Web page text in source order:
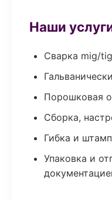
Наши
Сварка mig/
Порошковая
Сборка,
Гибка и
Упаковка и